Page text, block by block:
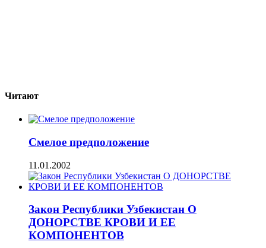
Читают
Смелое предположение
11.01.2002
Закон Республики Узбекистан О
ДОНОРСТВЕ КРОВИ И ЕЕ
КОМПОНЕНТОВ